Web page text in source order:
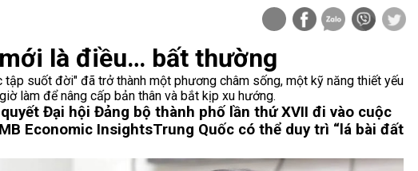
là điều… bất thường
suốt đời" đã trở thành một phương châm sống, một kỹ năng thiết yếu
làm để nâng cấp bản thân và bắt kịp xu hướng.
Đại hội Đảng bộ thành phố lần thứ XVII đi vào cuộc
Economic InsightsTrung Quốc có thể duy trì “lá bài đất